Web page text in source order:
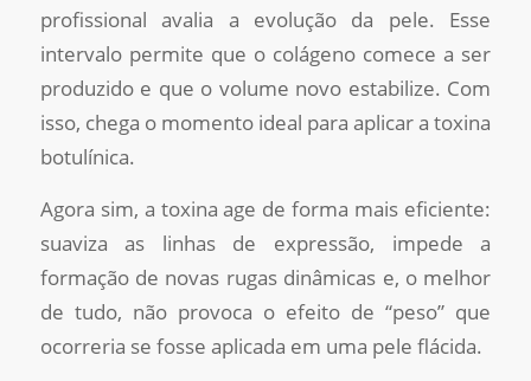
profissional avalia a evolução da pele. Esse
intervalo permite que o colágeno comece a ser
produzido e que o volume novo estabilize. Com
isso, chega o momento ideal para aplicar a toxina
botulínica.
Agora sim, a toxina age de forma mais eficiente:
suaviza as linhas de expressão, impede a
formação de novas rugas dinâmicas e, o melhor
de tudo, não provoca o efeito de “peso” que
ocorreria se fosse aplicada em uma pele flácida.